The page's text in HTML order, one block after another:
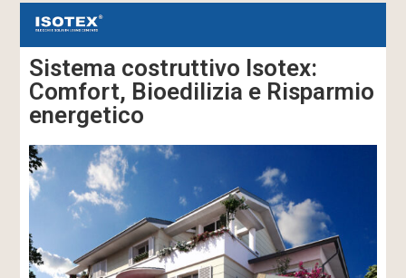
Sistema costruttivo Isotex:
Comfort, Bioedilizia e Risparmio
energetico